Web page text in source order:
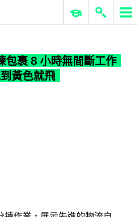
ERP 與商業 AI
包裹 8 小時無間斷工作
黃色就飛